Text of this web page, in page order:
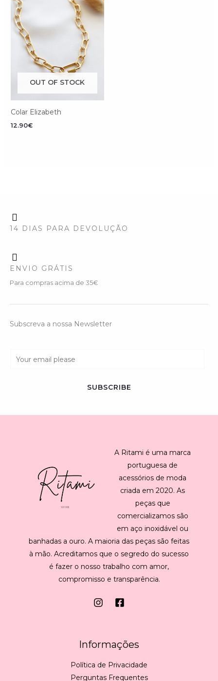
OUT OF STOCK
Colar Elizabeth
12.90€
14 DIAS PARA DEVOLUÇÃO
ENVIO GRÁTIS
Para compras acima de 35€
Subscreva a nossa Newsletter
SUBSCRIBE
A Ritami é uma marca
portuguesa de
acessórios de moda
criada em 2020. As
peças que
comercializamos são
em aço inoxidável ou
banhadas a ouro. A maioria das peças são feitas
à mão. Acreditamos que o segredo do sucesso
é fazer o nosso trabalho com amor,
compromisso e transparência.
Informações
Política de Privacidade
Perguntas Frequentes